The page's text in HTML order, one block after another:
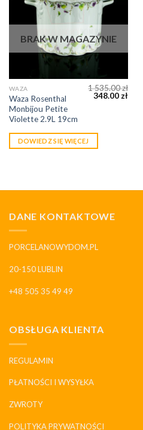
BRAK W MAGAZYNIE
WAZA
Waza Rosenthal
Monbijou Petite
Violette 2.9L 19cm
1 535.00zł
348.00 zł
DOWIEDZ SIĘ WIĘCEJ
DANE KONTAKTOWE
PORCELANOWYDOM.PL
20-150 LUBLIN
+48 505 35 49 49
OBSŁUGA KLIENTA
REGULAMIN
PŁATNOŚCI I WYSYŁKA
ZWROTY
POLITYKA PRYWATNOŚCI